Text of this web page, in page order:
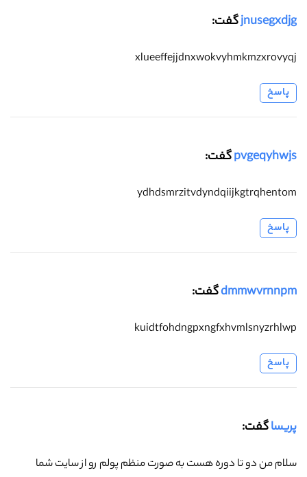
jnusegxdjgگفت:
xlueeffejjdnxwokvyhmkmzxrovyqj
پاسخ
pvgeqyhwjsگفت:
ydhdsmrzitvdyndqiijkgtrqhentom
پاسخ
dmmwvrnnpmگفت:
kuidtfohdngpxngfxhvmlsnyzrhlwp
پاسخ
پریساگفت:
سلام من دو تا دوره هست به صورت منظم پولم رو از سایت شما